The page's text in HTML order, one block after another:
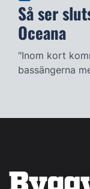
Så ser
Oceana
"Inom kort
bassängerna